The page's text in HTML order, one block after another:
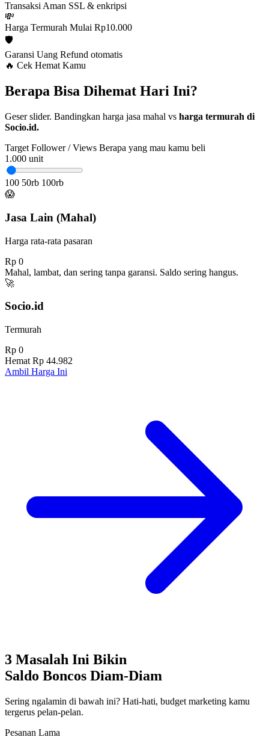
Transaksi Aman SSL & enkripsi
💸
Harga Termurah Mulai Rp10.000
🛡️
Garansi Uang Refund otomatis
🔥 Cek Hemat Kamu
Berapa Bisa Dihemat Hari Ini?
Geser slider. Bandingkan harga jasa mahal vs harga termurah di
Socio.id.
Target Follower / Views Berapa yang mau kamu beli
1.000 unit
100 50rb 100rb
😱
Jasa Lain (Mahal)
Harga rata-rata pasaran
Rp 0
Mahal, lambat, dan sering tanpa garansi. Saldo sering hangus.
🚀
Socio.id
Termurah
Rp 0
Hemat Rp 44.982
Ambil Harga Ini
3 Masalah Ini Bikin
Saldo Boncos Diam-Diam
Sering ngalamin di bawah ini? Hati-hati, budget marketing kamu
tergerus pelan-pelan.
Pesanan Lama